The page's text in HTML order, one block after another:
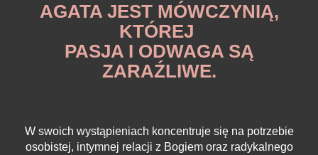
AGATA JEST MÓWCZYNIĄ,
KTÓREJ
PASJA I ODWAGA SĄ
ZARAŹLIWE.
W swoich wystąpieniach koncentruje się na potrzebie
osobistej, intymnej relacji z Bogiem oraz radykalnego